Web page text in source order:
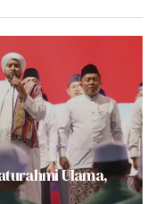
Ulama,